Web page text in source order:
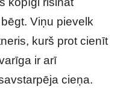
Viņu pievelk
kurš prot cienīt
ir arī
cieņa.